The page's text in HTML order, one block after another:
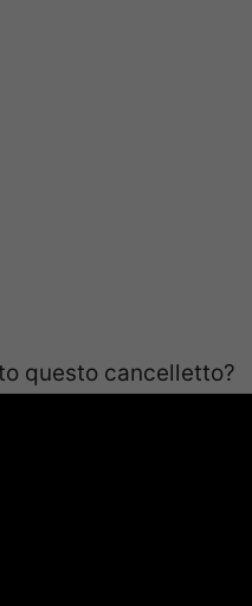
questo cancelletto?